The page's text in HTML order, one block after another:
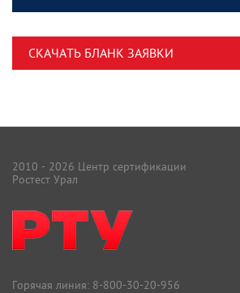
СКАЧАТЬ БЛАНК ЗАЯВКИ
2010 - 2026 Центр сертификации
Ростест Урал
Горячая линия: 8-800-30-20-956